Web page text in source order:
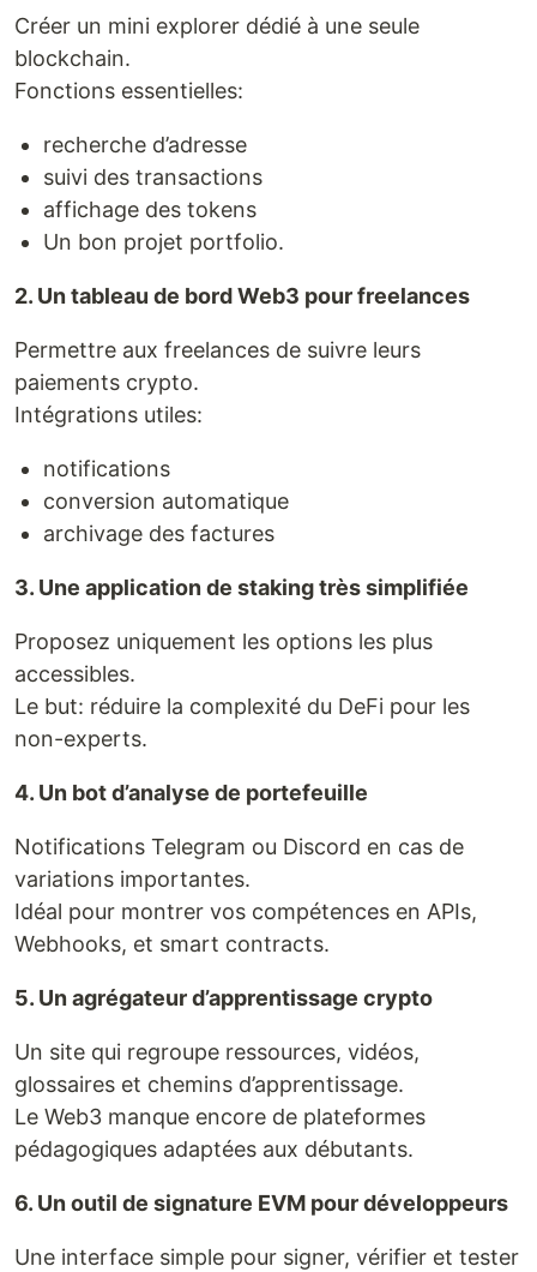
Créer un mini explorer dédié à une seule
blockchain.
Fonctions essentielles:
recherche d’adresse
suivi des transactions
affichage des tokens
Un bon projet portfolio.
2. Un tableau de bord Web3 pour freelances
Permettre aux freelances de suivre leurs
paiements crypto.
Intégrations utiles:
notifications
conversion automatique
archivage des factures
3. Une application de staking très simplifiée
Proposez uniquement les options les plus
accessibles.
Le but: réduire la complexité du DeFi pour les
non-experts.
4. Un bot d’analyse de portefeuille
Notifications Telegram ou Discord en cas de
variations importantes.
Idéal pour montrer vos compétences en APIs,
Webhooks, et smart contracts.
5. Un agrégateur d’apprentissage crypto
Un site qui regroupe ressources, vidéos,
glossaires et chemins d’apprentissage.
Le Web3 manque encore de plateformes
pédagogiques adaptées aux débutants.
6. Un outil de signature EVM pour développeurs
Une interface simple pour signer, vérifier et tester